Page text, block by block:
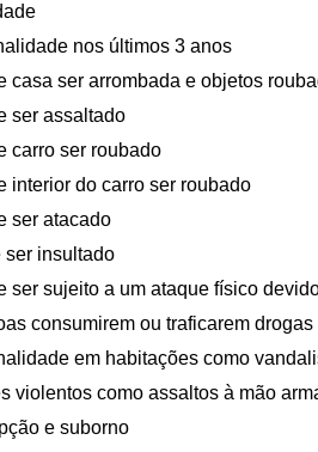
nos últimos 3 anos
casa ser arrombada e objetos
ser assaltado
carro ser roubado
interior do carro ser roubado
ser atacado
ser insultado
ser sujeito a um ataque físico
consumirem ou traficarem drogas
em habitações como
violentos como assaltos à mão
e suborno